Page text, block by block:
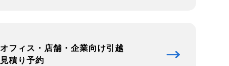
オフィス・店舗・企業向け引越
見積り予約